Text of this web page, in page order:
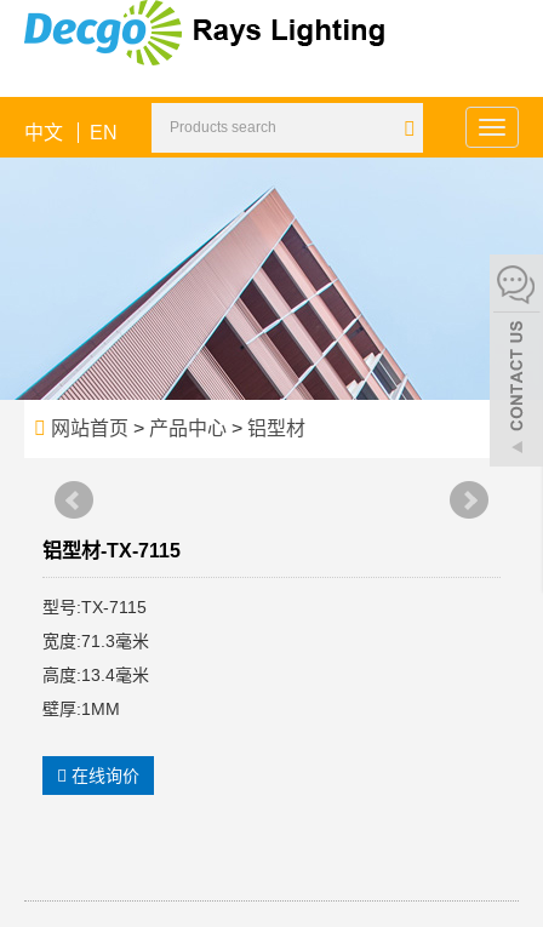
Toggle
中文 EN
网站首页 > 产品中心 > 铝型材
铝型材-TX-7115
型号:TX-7115
宽度:71.3毫米
高度:13.4毫米
壁厚:1MM
在线询价